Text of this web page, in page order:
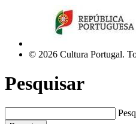
© 2026 Cultura Portugal.
Pesquisar